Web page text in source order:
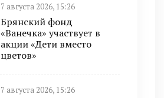
7 августа 2026, 15:26
Брянский фонд
«Ванечка» участвует в
акции «Дети вместо
цветов»
7 августа 2026, 15:26